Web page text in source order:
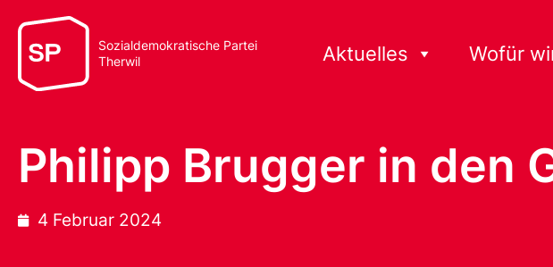
Sozialdemokratische Partei
Therwil
Aktuelles Wofür
Philipp Brugger in den
4 Februar 2024